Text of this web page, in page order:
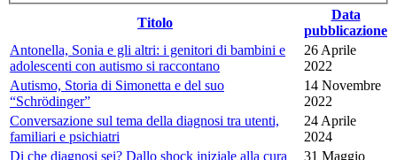
Titolo
Data
pubblicazione
Antonella, Sonia e gli altri: i genitori di bambini e
adolescenti con autismo si raccontano
26 Aprile
2022
Autismo, Storia di Simonetta e del suo
“Schrödinger”
14 Novembre
2022
Conversazione sul tema della diagnosi tra utenti,
familiari e psichiatri
24 Aprile
2024
Di che diagnosi sei? Dallo shock iniziale alla cura
31 Maggio